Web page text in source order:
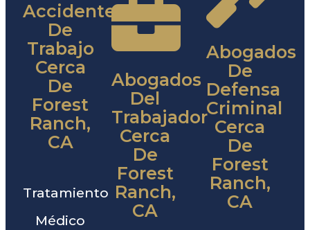
Accidentes
De
Trabajo
Cerca
De
Forest
Ranch,
CA
Tratamiento
Médico
Abogados
Del
Trabajador
Cerca
De
Forest
Ranch,
CA
Abogados
De
Defensa
Criminal
Cerca
De
Forest
Ranch,
CA